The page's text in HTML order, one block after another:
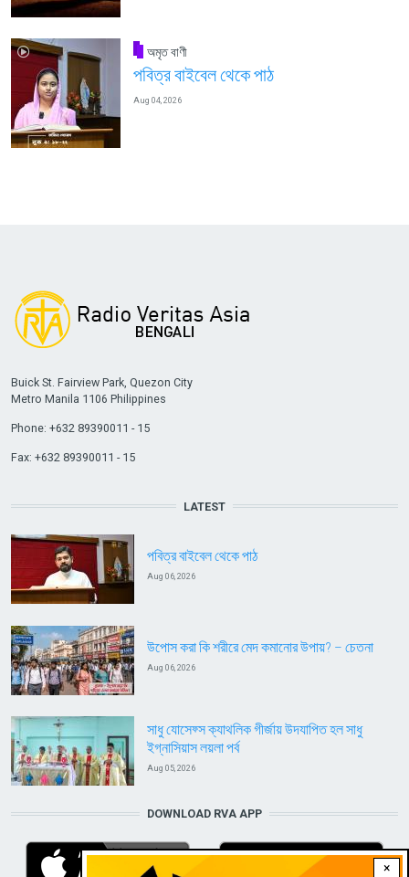
অমৃত বাণী
পবিত্র বাইবেল থেকে পাঠ
Aug 04, 2026
×
Buick St. Fairview Park, Quezon City
Metro Manila 1106 Philippines
Phone: +632 89390011 - 15
Fax: +632 89390011 - 15
LATEST
পবিত্র বাইবেল থেকে পাঠ
Aug 06, 2026
উপোস করা কি শরীরে মেদ কমানোর উপায়? – চেতনা
Aug 06, 2026
সাধু যোসেফ্স ক্যাথলিক গীর্জায় উদযাপিত হল সাধু
ইগ্নাসিয়াস লয়লা পর্ব
Aug 05, 2026
DOWNLOAD RVA APP